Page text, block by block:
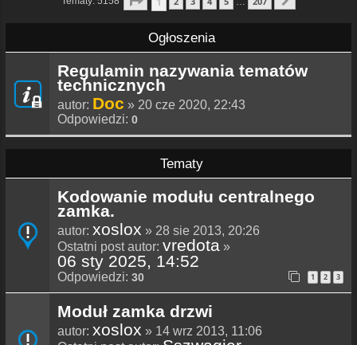
Ogłoszenia
Regulamin nazywania tematów
technicznych
autor: Doc » 20 cze 2020, 22:43
Odpowiedzi: 0
Tematy
Kodowanie modułu centralnego
zamka.
autor: xoslox » 28 sie 2013, 20:26
Ostatni post autor: vredota »
06 sty 2025, 14:52
Odpowiedzi: 30 1 2 3
Moduł zamka drzwi
autor: xoslox » 14 wrz 2013, 11:06